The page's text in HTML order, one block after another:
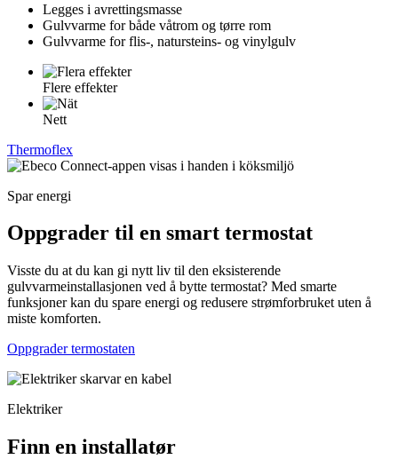
Legges i avrettingsmasse
Gulvvarme for både våtrom og tørre rom
Gulvvarme for flis-, natursteins- og vinylgulv
Flere effekter
Nett
Thermoflex
Spar energi
Oppgrader til en smart termostat
Visste du at du kan gi nytt liv til den eksisterende
gulvvarmeinstallasjonen ved å bytte termostat? Med smarte
funksjoner kan du spare energi og redusere strømforbruket uten å
miste komforten.
Oppgrader termostaten
Elektriker
Finn en installatør